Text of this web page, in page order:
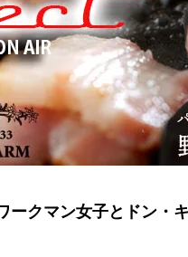
クマン女子とドン・